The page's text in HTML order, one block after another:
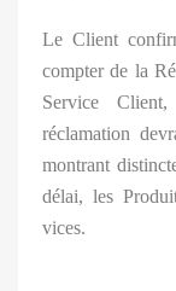
Le Client
compter de la
Service
réclamation
montrant
délai, les
vices.